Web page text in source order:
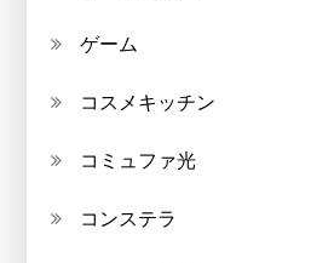
ゲーム
コスメキッチン
コミュファ光
コンステラ